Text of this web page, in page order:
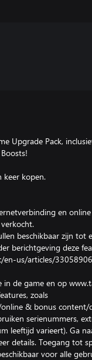
Upgrade Pack,
keer kopen.
en
beschikbaar zijn
berichtgeving deze
us/articles/
in de game en op
zoals
& bonus
serienummers,
leeftijd varieert). Ga
details. Toegang tot
voor alle